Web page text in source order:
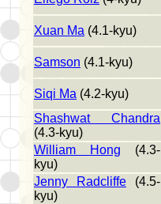
Xuan Ma (4.1-kyu)
Samson (4.1-kyu)
Siqi Ma (4.2-kyu)
Shashwat Chandra
(4.3-kyu)
William Hong (4.3-
kyu)
Jenny Radcliffe (4.5-
kyu)